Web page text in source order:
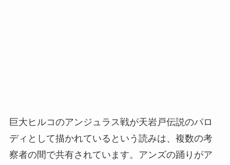
巨大ヒルコのアンジュラス戦が天岩戸伝説のパロ
ディとして描かれているという読みは、複数の考
察者の間で共有されています。アンズの踊りがア